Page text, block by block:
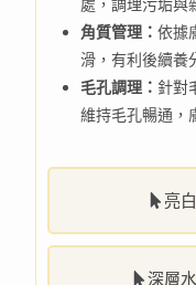
亮
深層
處，調理污垢與
角質管理：依據
滑，有利後續養
毛孔調理： 針對
維持毛孔暢通，